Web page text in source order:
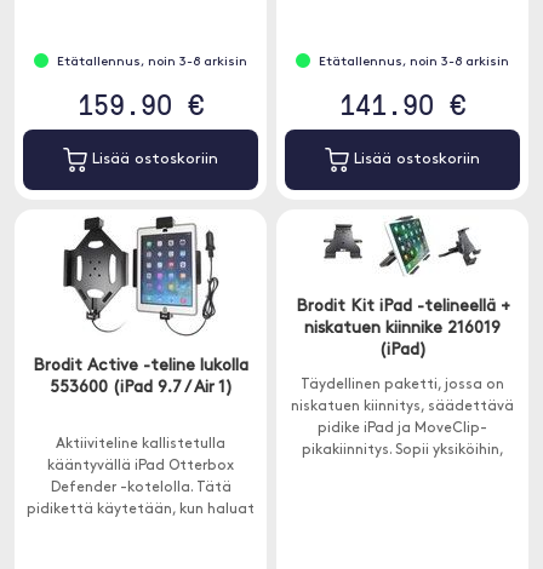
Etätallennus, noin 3-8 arkisin
159.90 €
Lisää ostoskoriin
Etätallennus, noin 3-8 arkisin
141.90 €
Lisää ostoskoriin
Brodit Active -teline lukolla
553600 (iPad 9.7 / Air 1)
Aktiiviteline kallistetulla
kääntyvällä iPad Otterbox
Defender -kotelolla. Tätä
pidikettä käytetään, kun haluat
Brodit Kit iPad -telineellä +
niskatuen kiinnike 216019
(iPad)
Täydellinen paketti, jossa on
niskatuen kiinnitys, säädettävä
pidike iPad ja MoveClip-
pikakiinnitys. Sopii yksiköihin,